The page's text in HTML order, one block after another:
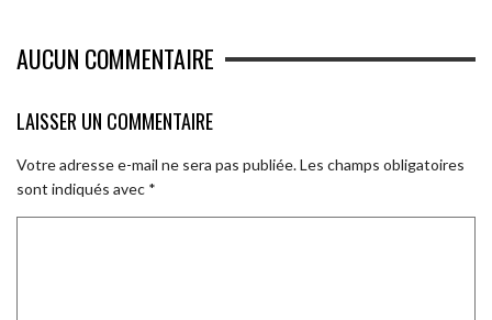
AUCUN COMMENTAIRE
LAISSER UN COMMENTAIRE
Votre adresse e-mail ne sera pas publiée.Les champs obligatoires
sont indiqués avec *